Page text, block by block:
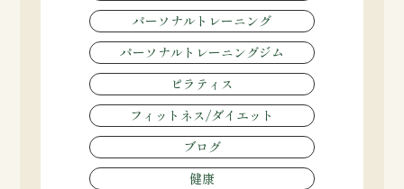
パーソナルトレーニング
パーソナルトレーニングジム
ピラティス
フィットネス/ダイエット
ブログ
健康